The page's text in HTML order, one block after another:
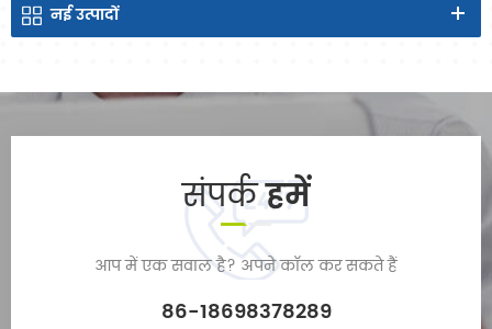
नईउत्पादों
संपर्कहमें
आप में एक सवाल है? अपने कॉल कर सकते हैं
86-18698378289